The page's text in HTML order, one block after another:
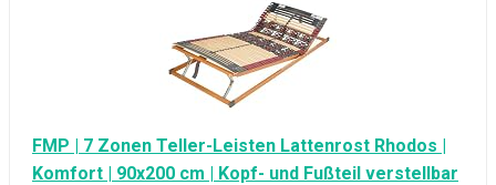
FMP | 7 Zonen Teller-Leisten Lattenrost Rhodos |
Komfort | 90x200 cm | Kopf- und Fußteil verstellbar